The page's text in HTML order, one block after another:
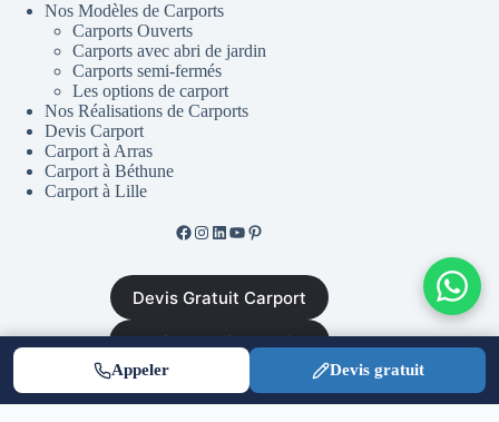
Nos Modèles de Carports
Carports Ouverts
Carports avec abri de jardin
Carports semi-fermés
Les options de carport
Nos Réalisations de Carports
Devis Carport
Carport à Arras
Carport à Béthune
Carport à Lille
Facebook de ML Fusion
Instgram
LinkedIn
YouTube
Pinterest
Devis Gratuit Carport
Devis Gratuit Escalier
Mentions Légales• •Politique de
confidentialité|Equinoxal.fr
Appeler Devis gratuit